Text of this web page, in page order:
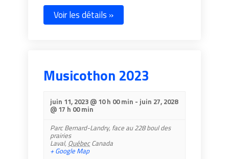
Voir les détails »
Musicothon 2023
juin 11, 2023 @ 10 h 00 min - juin 27, 2028
@ 17 h 00 min
Parc Bernard-Landry, face au 228 boul des
prairies
Laval, Québec Canada
+ Google Map